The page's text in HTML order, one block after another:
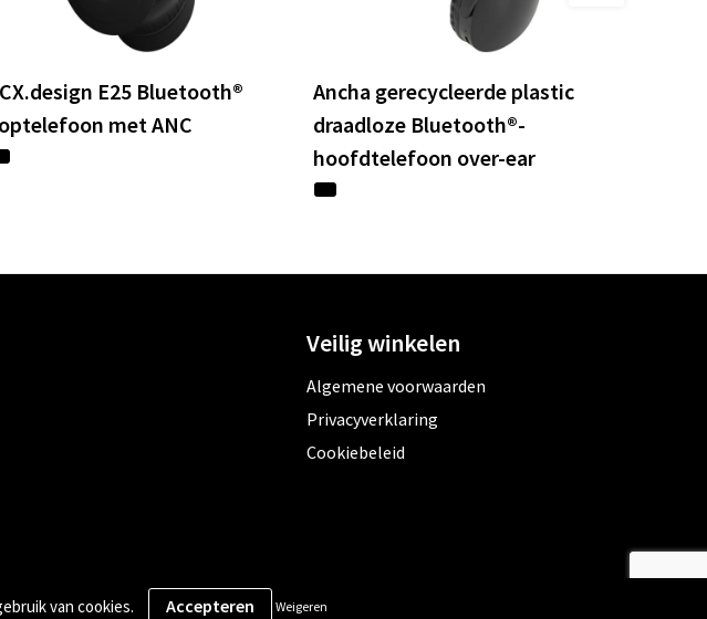
E25 Bluetooth®
met ANC
Ancha gerecycleerde plastic
draadloze Bluetooth®-
hoofdtelefoon over-ear
Veilig winkelen
Algemene voorwaarden
Privacyverklaring
Cookiebeleid
van cookies. Weigeren